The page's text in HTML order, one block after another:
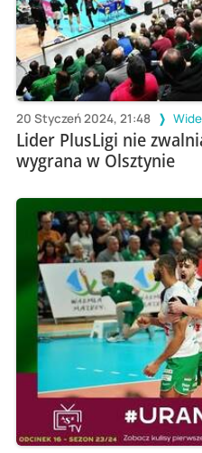
20 Styczeń 2024, 21:48
Lider PlusLigi nie
wygrana w Olsztynie